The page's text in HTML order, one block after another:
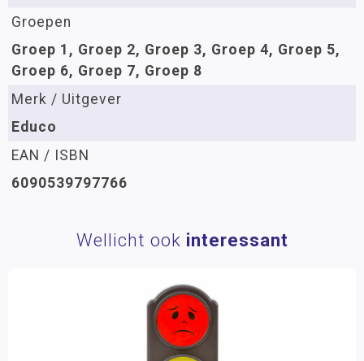
Groepen
Groep 1, Groep 2, Groep 3, Groep 4, Groep 5,
Groep 6, Groep 7, Groep 8
Merk / Uitgever
Educo
EAN / ISBN
6090539797766
Wellicht ook interessant